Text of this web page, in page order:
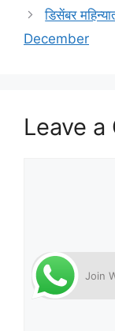
डिसेंबर
December
Leave a
Join